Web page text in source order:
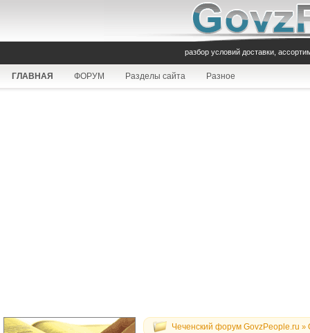
разбор условий доставки,
ГЛАВНАЯ ФОРУМ Разделы сайта Разное
Чеченский форум GovzPeople.ru »